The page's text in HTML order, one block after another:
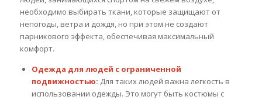
необходимо выбирать ткани, которые защищают от
непогоды, ветра и дождя, но при этом не создают
парникового эффекта, обеспечивая максимальный
комфорт.
Одежда для людей с ограниченной
подвижностью: Для таких людей важна легкость в
использовании одежды. Это могут быть костюмы с